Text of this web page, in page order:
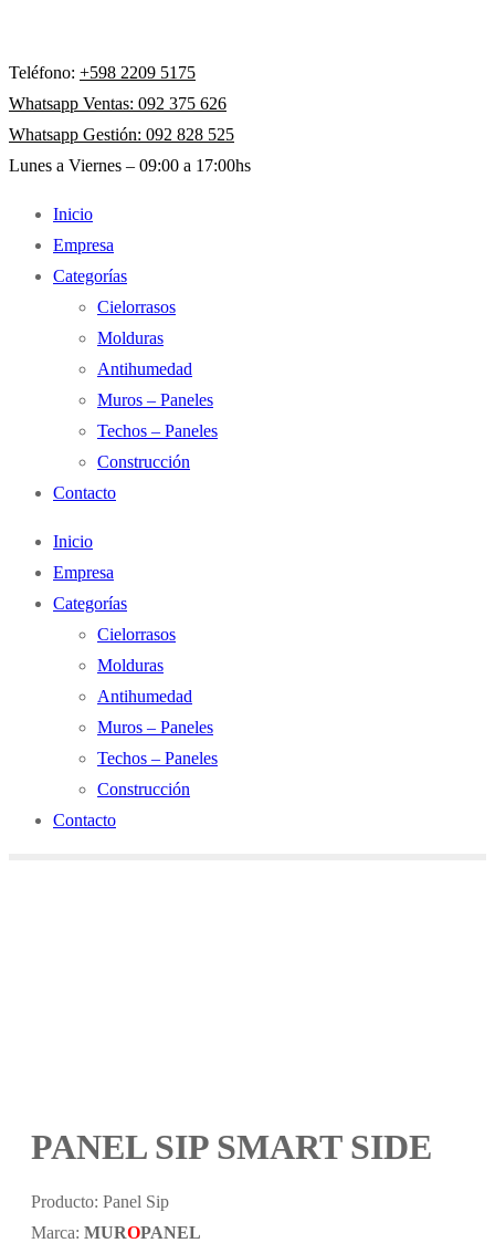
Teléfono: +598 2209 5175
Whatsapp Ventas: 092 375 626
Whatsapp Gestión: 092 828 525
Lunes a Viernes – 09:00 a 17:00hs
Inicio
Empresa
Categorías
Cielorrasos
Molduras
Antihumedad
Muros – Paneles
Techos – Paneles
Construcción
Contacto
Inicio
Empresa
Categorías
Cielorrasos
Molduras
Antihumedad
Muros – Paneles
Techos – Paneles
Construcción
Contacto
PANEL SIP SMART SIDE
Producto: Panel Sip
Marca: MUROPANEL